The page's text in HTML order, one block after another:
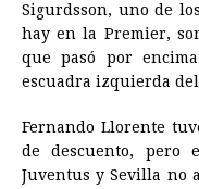
Sigurdsson, uno de
hay en la Premier,
que pasó por
escuadra izquierda
Fernando Llorente
de descuento, pero
Juventus y Sevilla no